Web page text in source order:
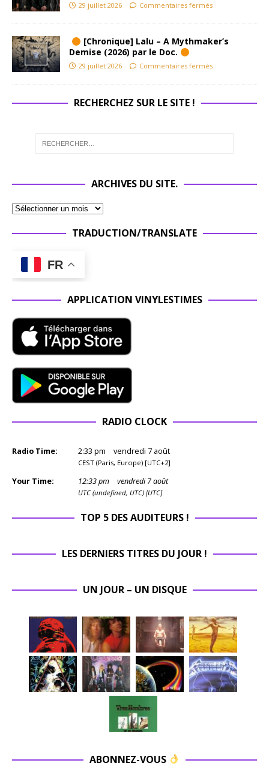
29 juillet 2026 Commentaires fermés
[Chronique] Lalu – A Mythmaker’s
Demise (2026) par le Doc.
29 juillet 2026 Commentaires fermés
RECHERCHEZ SUR LE SITE !
ARCHIVES DU SITE.
TRADUCTION/TRANSLATE
FR
APPLICATION VINYLESTIMES
RADIO CLOCK
Radio Time: 2:33 pm vendredi 7 août
CEST (Paris, Europe) [UTC+2]
Your Time: 12:33pm vendredi 7 août
UTC (undefined, UTC) [UTC]
TOP 5 DES AUDITEURS !
LES DERNIERS TITRES DU JOUR !
UN JOUR – UN DISQUE
ABONNEZ-VOUS